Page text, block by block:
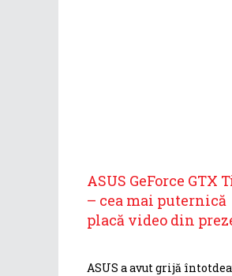
ASUS GeForce GTX
– cea mai puternică
placă video din
ASUS a avut grijă